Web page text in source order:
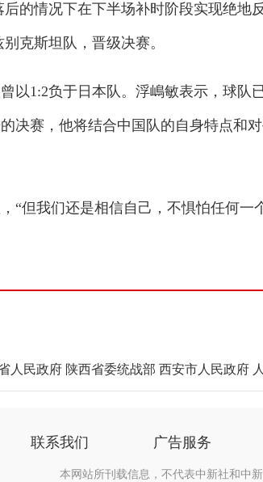
情况下在下半场补时阶段实现绝地反
克斯坦队，晋级决赛。
1:2负于日本队。浮嶋敏表示，球队
决赛，他将结合中国队的自身特点和
我们还是相信自己，不惧怕任何一个
人民政府 陕西省委统战部 西安市人民政府
联系我们 广告服务
本网站所刊载信息，不代表中新社和中